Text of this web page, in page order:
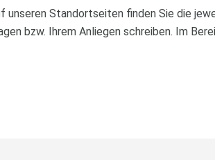
unseren Standortseiten finden Sie die
bzw. Ihrem Anliegen schreiben. Im